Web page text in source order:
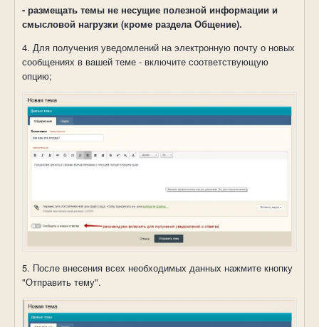
- размещать темы не несущие полезной информации и
смысловой нагрузки (кроме раздела Общение).
4. Для получения уведомлений на электронную почту о новых
сообщениях в вашей теме - включите соответствующую
опцию;
5. После внесения всех необходимых данных нажмите кнопку
"Отправить тему".